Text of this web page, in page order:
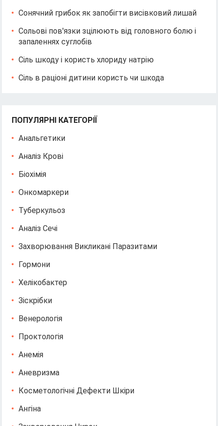
Сонячний грибок як запобігти висівковий лишай
Сольові пов'язки зцілюють від головного болю і
запаленнях суглобів
Сіль шкоду і користь хлориду натрію
Сіль в раціоні дитини користь чи шкода
ПОПУЛЯРНІ КАТЕГОРІЇ
Анальгетики
Аналіз Крові
Біохімія
Онкомаркери
Туберкульоз
Аналіз Сечі
Захворювання Викликані Паразитами
Гормони
Хелікобактер
Зіскрібки
Венерологія
Проктологія
Анемія
Аневризма
Косметологічні Дефекти Шкіри
Ангіна